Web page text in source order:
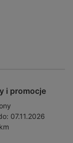
i promocje
07.11.2026